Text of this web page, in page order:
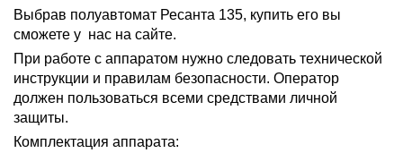
Выбрав полуавтомат Ресанта 135, купить его вы
сможете у нас на сайте.
При работе с аппаратом нужно следовать технической
инструкции и правилам безопасности. Оператор
должен пользоваться всеми средствами личной
защиты.
Комплектация аппарата: